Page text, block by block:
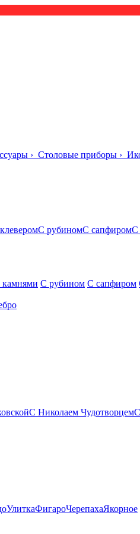
› Столовые приборы ›
С рубиномС сапфиромС
С рубином С сапфиром
С Николаем Чудотворцем
УлиткаФигароЧерепахаЯкорное